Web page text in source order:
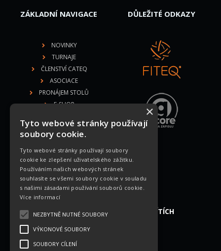
ZÁKLADNÍ NAVIGACE
NOVINKY
TURNAJE
ČLENSTVÍ CATEQ
ASOCIACE
PRONÁJEM STOLŮ
E-SHOP
DŮLEŽITÉ ODKAZY
MEDIÁLNÍ PARTNEŘI
NAJDETE NÁS NA SOCIÁLNÍCH SÍTÍCH
×
Tyto webové stránky používají
soubory cookie.
Tyto webové stránky používají soubory
cookie ke zlepšení uživatelského zážitku.
Používáním našich webových stránek
souhlasíte se všemi soubory cookie v souladu
s našimi zásadami používání souborů cookie.
Více informací
NEZBYTNĚ NUTNÉ SOUBORY
VÝKONOVÉ SOUBORY
SOUBORY CÍLENÍ